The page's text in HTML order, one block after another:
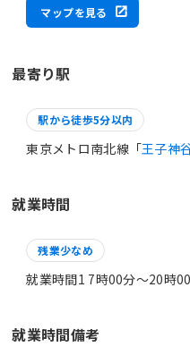
マップを見る
最寄り駅
駅から徒歩5分以内
東京メトロ南北線「王子神
就業時間
残業少なめ
就業時間1 7時00分〜20時
就業時間備考